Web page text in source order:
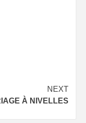
NEXT
À NIVELLES